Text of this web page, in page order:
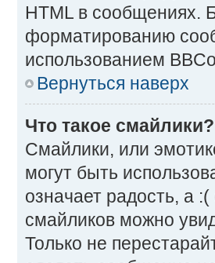
HTML в сообщениях.
форматированию
использованием
Вернуться наверх
Что такое смайлики?
Смайлики, или
могут быть
означает радость, а
смайликов можно
Только не